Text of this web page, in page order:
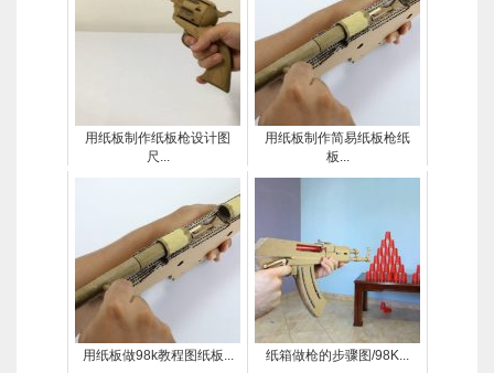
用纸板制作纸板枪设计图
尺...
用纸板制作简易纸板枪纸
板...
关于
用纸板做98k教程图纸板...
纸箱做枪的步骤图/98K...